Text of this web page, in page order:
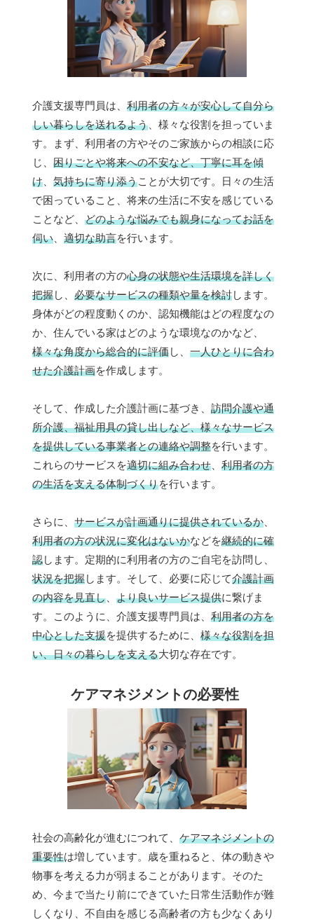
介護支援専門員は、 利用者の方々が安心して自分ら
しい暮らしを送れるよう 、様々な役割を担っていま
す。まず、利用者の方やそのご家族からの相談に応
じ、 困りごとや将来への不安など、丁寧に耳を傾
け
気持ちに寄り添うことが大切です。日々の生活
で困っていること、将来の生活に不安を感じている
ことなど、 どのような悩みでも親身になってお話を
伺い
適切な助言を行います。
次に、利用者の方の心身の状態や生活環境を詳しく
把握し、 必要なサービスの種類や量を検討します。
身体がどの程度動くのか、認知機能はどの程度なの
か、住んでいる家はどのような環境なのかなど、
様々な角度から総合的に評価し、 一人ひとりに合わ
せた介護計画を作成します。
そして、作成した介護計画に基づき、 訪問介護や通
所介護、福祉用具の貸し出しなど、様々なサービス
を提供している事業者との連絡や調整を行います。
これらのサービスを適切に組み合わせ
利用者の方
の生活を支える体制づくりを行います。
さらに、 サービスが計画通りに提供されているか
利用者の方の状況に変化はないかなどを継続的に確
認します。定期的に利用者の方のご自宅を訪問し、
状況を把握します。そして、必要に応じて介護計画
の内容を見直し
より良いサービス提供に繋げま
す。このように、介護支援専門員は、 利用者の方を
中心とした支援を提供するために、 様々な役割を担
い、日々の暮らしを支える大切な存在です。
ケアマネジメントの必要性
社会の高齢化が進むにつれて、 ケアマネジメントの
重要性は増しています。歳を重ねると、体の動きや
物事を考える力が弱まることがあります。そのた
め、今まで当たり前にできていた日常生活動作が難
しくなり、不自由を感じる高齢者の方も少なくあり